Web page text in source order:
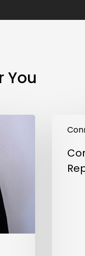
You
Friday
ohne